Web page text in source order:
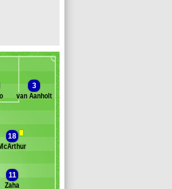
3
van Aanholt
18
11
Zaha